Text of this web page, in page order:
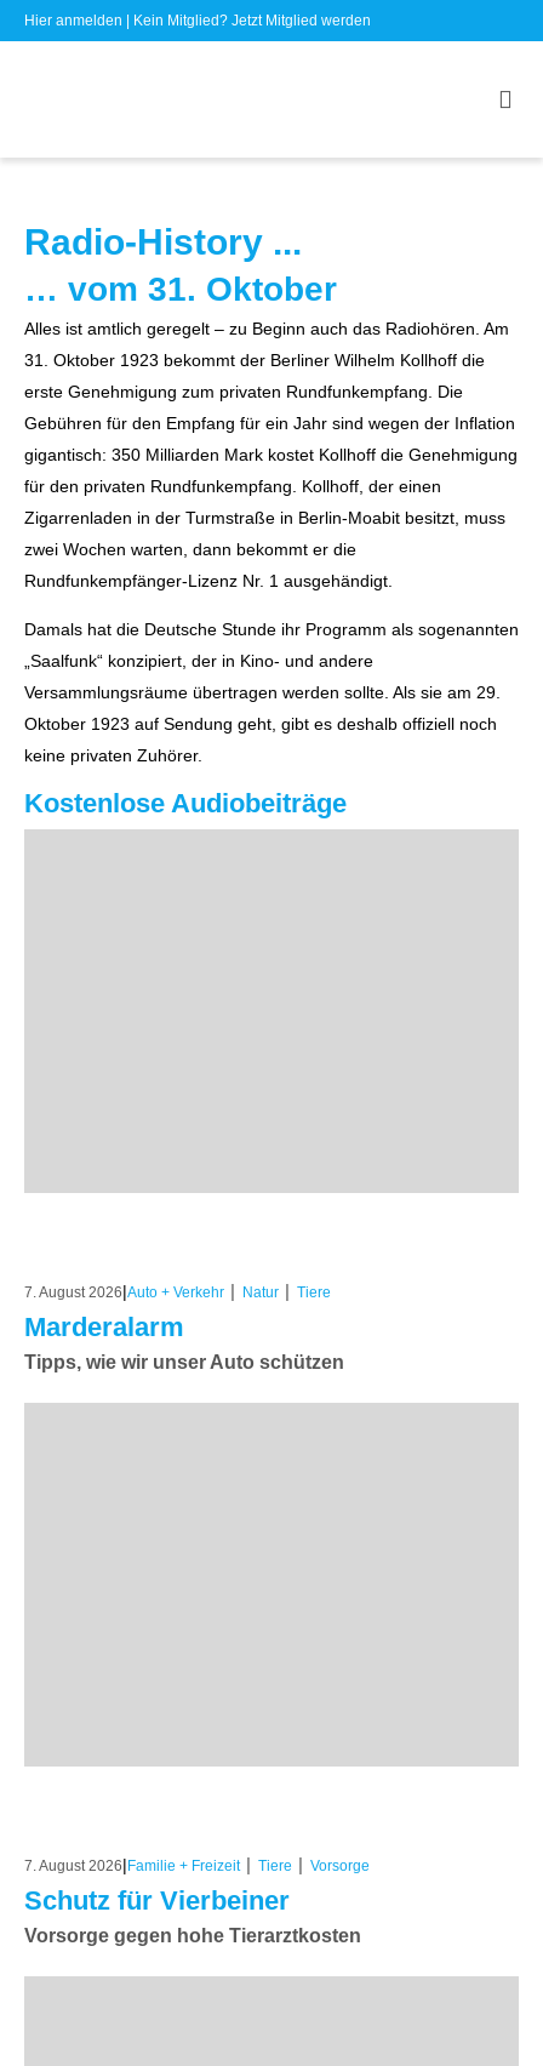
Hier anmelden | Kein Mitglied? Jetzt Mitglied werden
Radio-History ...
… vom 31. Oktober
Alles ist amtlich geregelt – zu Beginn auch das Radiohören. Am
31. Oktober 1923 bekommt der Berliner Wilhelm Kollhoff die
erste Genehmigung zum privaten Rundfunkempfang. Die
Gebühren für den Empfang für ein Jahr sind wegen der Inflation
gigantisch: 350 Milliarden Mark kostet Kollhoff die Genehmigung
für den privaten Rundfunkempfang. Kollhoff, der einen
Zigarrenladen in der Turmstraße in Berlin-Moabit besitzt, muss
zwei Wochen warten, dann bekommt er die
Rundfunkempfänger-Lizenz Nr. 1 ausgehändigt.
Damals hat die Deutsche Stunde ihr Programm als sogenannten
„Saalfunk“ konzipiert, der in Kino- und andere
Versammlungsräume übertragen werden sollte. Als sie am 29.
Oktober 1923 auf Sendung geht, gibt es deshalb offiziell noch
keine privaten Zuhörer.
Kostenlose Audiobeiträge
7. August 2026|Auto + Verkehr | Natur | Tiere
Marderalarm
Tipps, wie wir unser Auto schützen
7. August 2026|Familie + Freizeit | Tiere | Vorsorge
Schutz für Vierbeiner
Vorsorge gegen hohe Tierarztkosten